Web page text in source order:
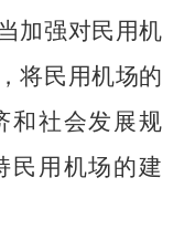
加强对民用机
将民用机场的
和社会发展规
民用机场的建